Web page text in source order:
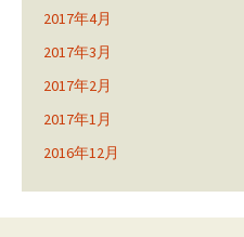
2017年4月
2017年3月
2017年2月
2017年1月
2016年12月